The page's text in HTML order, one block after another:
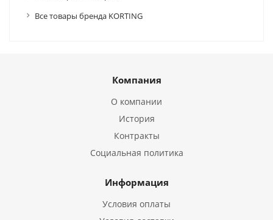
Все товары бренда KORTING
Компания
О компании
История
Контракты
Социальная политика
Информация
Условия оплаты